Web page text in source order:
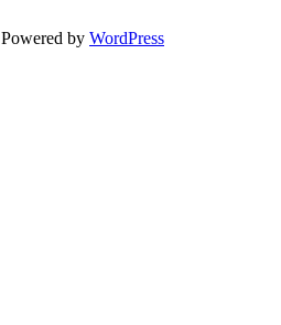
Powered by WordPress